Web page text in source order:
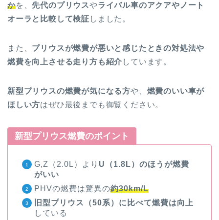
かを、 先代のプリウスやライバル車のアクアやノート
オーラと比較して検証 しました。
また、 プリウスが燃費が悪いと感じたときの対処法や
燃費を向上させる走り方も紹介 しています。
新型プリウスの燃費が気になる方や、 燃費のいい車が
ほしい方はぜひ最後までも御覧ください。
新型プリウス燃費のポイント
G,Z（2.0L）より U（1.8L）のほうが燃費
がいい
PHVの燃費は驚異の約30km/L
旧型プリウス（50系）に比べて燃費は向上
している